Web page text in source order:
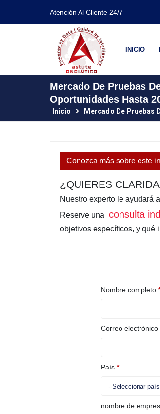
Atención Al Cliente 24/7
INICIO
Mercado De Pruebas
Oportunidades Hasta
Inicio Mercado De Pruebas
Conozca más sobre este
¿QUIERES
Nuestro experto le ayudará
Reserve una consulta
objetivos específicos, y qué
Nombre completo *
Correo electrónico
País *
nombre de